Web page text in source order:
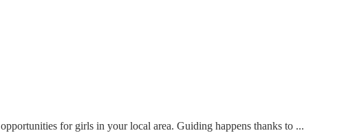
for girls in your local area. Guiding happens thanks to ...